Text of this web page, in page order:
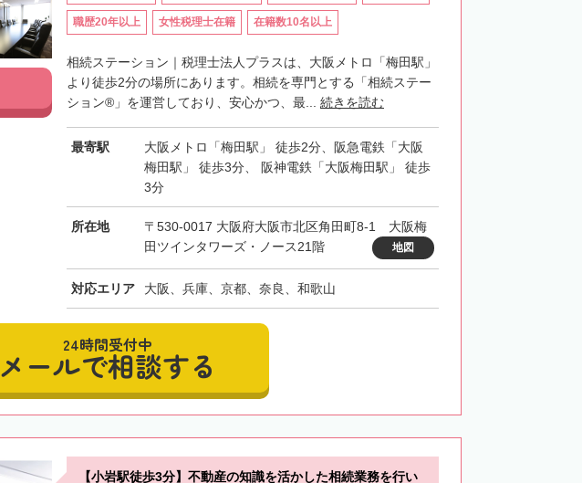
職歴20年以上 女性税理士在籍 在籍数10名以上
相続ステーション｜税理士法人プラスは、大阪メトロ「梅田駅」
より徒歩2分の場所にあります。相続を専門とする「相続ステー
ション®」を運営しており、安心かつ、最... 続きを読む
最寄駅
大阪メトロ「梅田駅」 徒歩2分、阪急電鉄「大阪
梅田駅」 徒歩3分、 阪神電鉄「大阪梅田駅」 徒歩
3分
所在地
〒530-0017 大阪府大阪市北区角田町8-1 大阪梅
田ツインタワーズ・ノース21階
地図
対応エリア 大阪、兵庫、京都、奈良、和歌山
24時間受付中
メールで相談する
【小岩駅徒歩3分】不動産の知識を活かした相続業務を行い